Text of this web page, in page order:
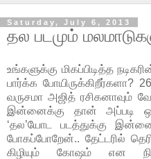
Saturday, July 6, 2013
தல படமும்
உங்களுக்கு மிகப்பிடித்த
பார்க்க போயிருக்கிறீர்களா?
வருசமா அஜித் ரசிகனாவும்
இன்னைக்கு தான் அப்படி
‘தல’யோட படத்துக்கு
போகப்போறேன்.. தேட்டரில்
கிழியும் கோஷம் என